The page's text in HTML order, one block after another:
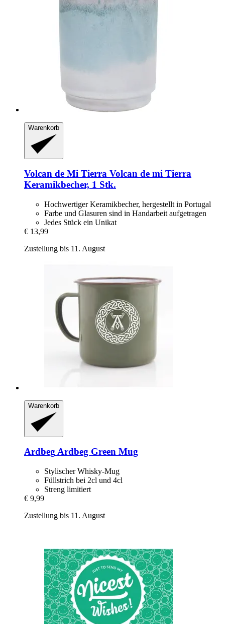
Warenkorb
Volcan de Mi Tierra Volcan de mi Tierra
Keramikbecher, 1 Stk.
Hochwertiger Keramikbecher, hergestellt in Portugal
Farbe und Glasuren sind in Handarbeit aufgetragen
Jedes Stück ein Unikat
€ 13,99
Zustellung bis 11. August
Warenkorb
ArdbegArdbeg Green Mug
Stylischer Whisky-Mug
Füllstrich bei 2cl und 4cl
Streng limitiert
€ 9,99
Zustellung bis 11. August